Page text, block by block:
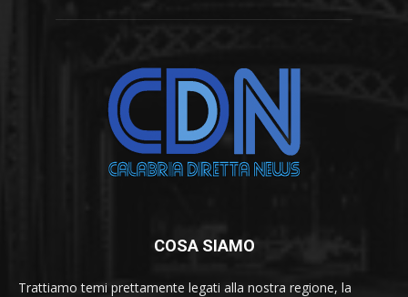
COSA SIAMO
Trattiamo temi prettamente legati alla nostra regione, la